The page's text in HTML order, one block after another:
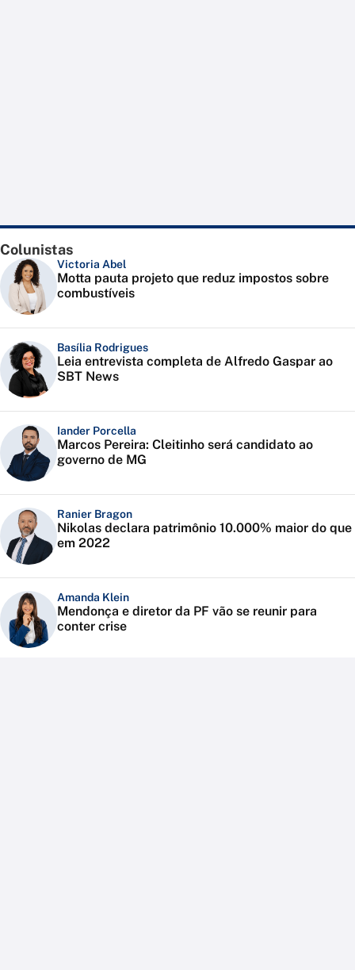
Colunistas
Victoria Abel
Motta pauta projeto que reduz impostos sobre
combustíveis
Basília Rodrigues
Leia entrevista completa de Alfredo Gaspar ao
SBT News
Iander Porcella
Marcos Pereira: Cleitinho será candidato ao
governo de MG
Ranier Bragon
Nikolas declara patrimônio 10.000% maior do que
em 2022
Amanda Klein
Mendonça e diretor da PF vão se reunir para
conter crise